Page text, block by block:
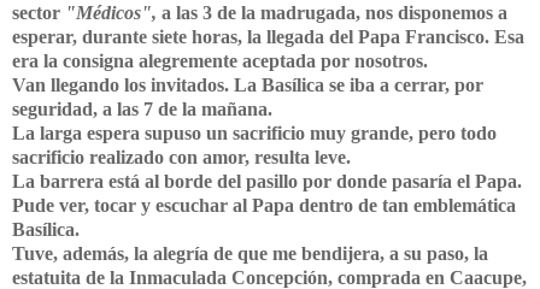
sector "Médicos", a las 3 de la madrugada, nos disponemos a
esperar, durante siete horas, la llegada del Papa Francisco. Esa
era la consigna alegremente aceptada por nosotros.
Van llegando los invitados. La Basílica se iba a cerrar, por
seguridad, a las 7 de la mañana.
La larga espera supuso un sacrificio muy grande, pero todo
sacrificio realizado con amor, resulta leve.
La barrera está al borde del pasillo por donde pasaría el Papa.
Pude ver, tocar y escuchar al Papa dentro de tan emblemática
Basílica.
Tuve, además, la alegría de que me bendijera, a su paso, la
estatuita de la Inmaculada Concepción, comprada en Caacupe,